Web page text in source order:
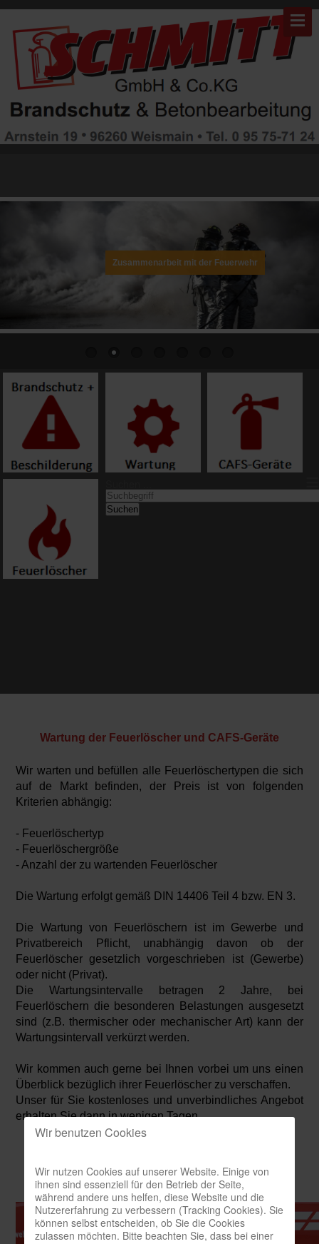
Zusammenarbeit mit der Feuerwehr
und passendes Zubehör finden Sie bei uns
Suchen
Wartung der Feuerlöscher und CAFS-Geräte
Wir warten und befüllen alle Feuerlöschertypen die sich
auf de Markt befinden, der Preis ist von folgenden
Kriterien abhängig:
- Feuerlöschertyp
- Feuerlöschergröße
- Anzahl der zu wartenden Feuerlöscher
Die Wartung erfolgt gemäß DIN 14406 Teil 4 bzw. EN 3.
Die Wartung von Feuerlöschern ist im Gewerbe und
Privatbereich Pflicht, unabhängig davon ob der
Feuerlöscher gesetzlich vorgeschrieben ist (Gewerbe)
oder nicht (Privat).
Die Wartungsintervalle betragen 2 Jahre, bei
Feuerlöschern die besonderen Belastungen ausgesetzt
sind (z.B. thermischer oder mechanischer Art) kann der
Wartungsintervall verkürzt werden.
Wir kommen auch gerne bei Ihnen vorbei um uns einen
Überblick bezüglich ihrer Feuerlöscher zu verschaffen.
Unser für Sie kostenloses und unverbindliches Angebot
erhalten Sie dann in wenigen Tagen.
Wir benutzen Cookies
Wir nutzen Cookies auf unserer Website. Einige von
ihnen sind essenziell für den Betrieb der Seite,
während andere uns helfen, diese Website und die
Nutzererfahrung zu verbessern (Tracking Cookies). Sie
können selbst entscheiden, ob Sie die Cookies
zulassen möchten. Bitte beachten Sie, dass bei einer